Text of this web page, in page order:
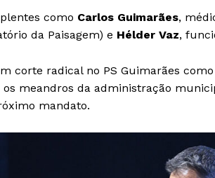
como Carlos Guimarães,
da Paisagem) e Hélder Vaz,
corte radical no PS Guimarães
meandros da administração
mandato.